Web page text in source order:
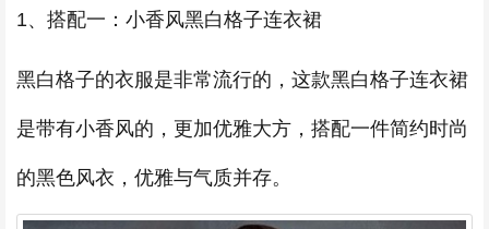
1、搭配一：小香风黑白格子连衣裙
黑白格子的衣服是非常流行的，这款黑白格子连衣裙
是带有小香风的，更加优雅大方，搭配一件简约时尚
的黑色风衣，优雅与气质并存。